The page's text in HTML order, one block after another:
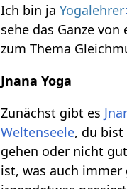
Ich bin jaYogalehrer
sehe das Ganze
zum Thema
Jnana Yoga
Zunächst gibt es
Weltenseele, du bist
gehen oder nicht
ist, was auch